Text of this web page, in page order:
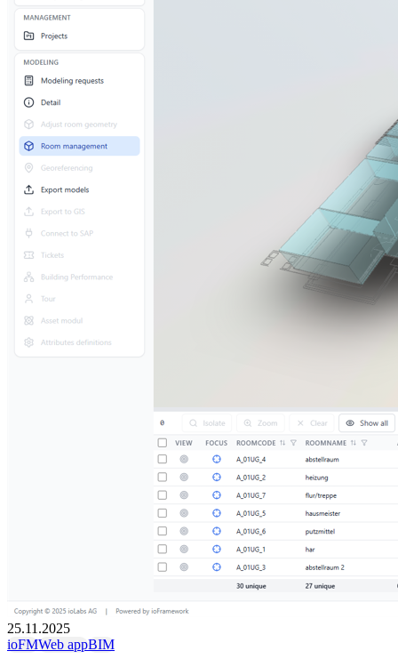
25.11.2025
ioFMWeb appBIM